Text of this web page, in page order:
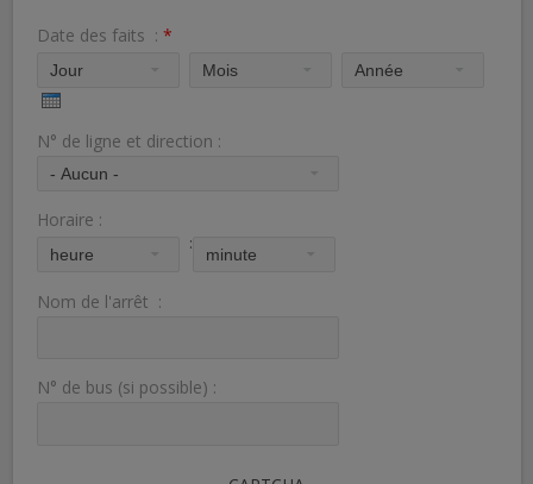
Date des faits : *
N° de ligne et direction :
Horaire :
:
Nom de l'arrêt :
N° de bus (si possible) :